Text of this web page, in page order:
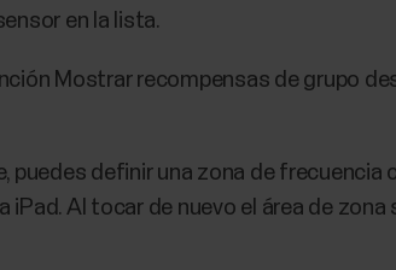
en la lista.
Mostrar recompensas de grupo
puedes definir una zona de
Al tocar de nuevo el área de zona